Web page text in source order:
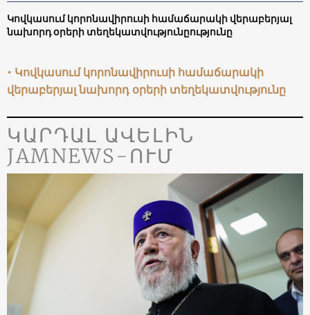
Կովկասում կորոնավիրուսի համաճարակի վերաբերյալ
նախորդ օրերի տեղեկատվությունըությունը
• Կովկասում կորոնավիրուսի համաճարակի
վերաբերյալ նախորդ օրերի տեղեկատվությունը
ԿԱՐԴԱԼ ԱՎԵԼԻՆ
JAMNEWS-ՈՒՄ